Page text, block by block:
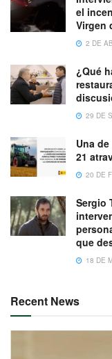
el
Virgen
2 DE
¿Qué
29 DE
Una
21
20 DE
Sergio
que
18 DE
Recent News